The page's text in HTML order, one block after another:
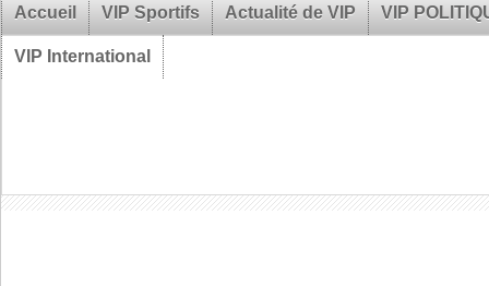
Accueil VIP Sportifs Actualité de VIP VIP
VIP International